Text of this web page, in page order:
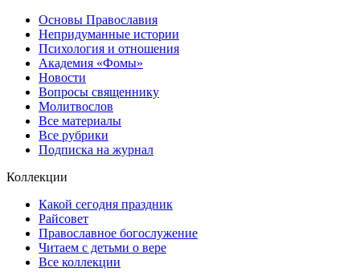
Основы Православия
Непридуманные истории
Психология и отношения
Академия «Фомы»
Новости
Вопросы священнику
Молитвослов
Все материалы
Все рубрики
Подписка на журнал
Коллекции
Какой сегодня праздник
Райсовет
Православное богослужение
Читаем с детьми о вере
Все коллекции